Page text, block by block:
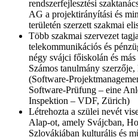
rendszerfejlesztési
AG a projektirányítási és
területén szerzett szakmai
Több szakmai szervezet
telekommunikációs és
négy svájci főiskolán és
Számos tanulmány
(Software-
Software-Prüfung – eine
Inspektion – VDF, Zürich)
Létrehozta a szülei nevét
Alap-ot, amely Svájcban,
Szlovákiában kulturális és